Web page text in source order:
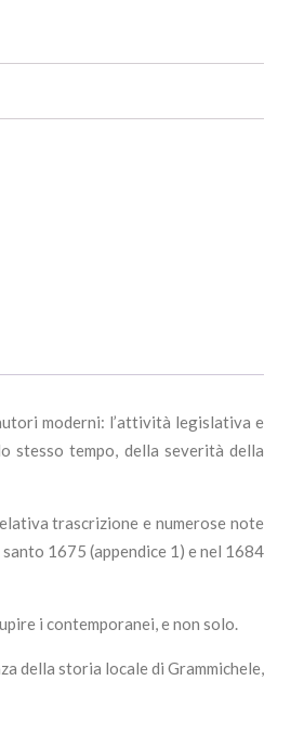
moderni: l’attività legislativa e
stesso tempo, della severità della
trascrizione e numerose note
1675 (appendice 1) e nel 1684
i contemporanei, e non solo.
della storia locale di Grammichele,